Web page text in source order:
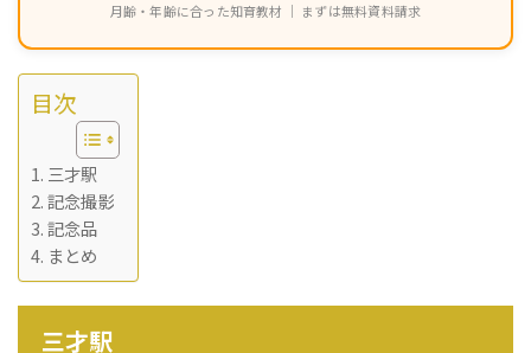
月齢・年齢に合った知育教材 ｜ まずは無料資料請求
目次
三才駅
記念撮影
記念品
まとめ
三才駅